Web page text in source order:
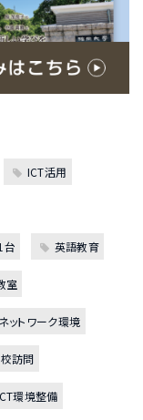
ICT活用
台 英語教育
室
ネットワーク環境
訪問
環境整備